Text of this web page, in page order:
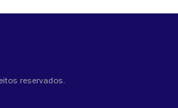
reservados.